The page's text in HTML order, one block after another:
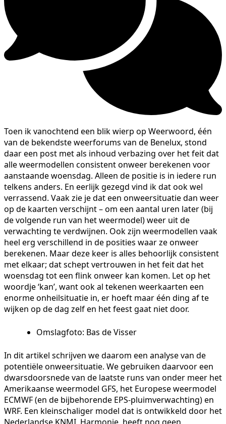
Toen ik vanochtend een blik wierp op Weerwoord, één
van de bekendste weerforums van de Benelux, stond
daar een post met als inhoud verbazing over het feit dat
alle weermodellen consistent onweer berekenen voor
aanstaande woensdag. Alleen de positie is in iedere run
telkens anders. En eerlijk gezegd vind ik dat ook wel
verrassend. Vaak zie je dat een onweersituatie dan weer
op de kaarten verschijnt – om een aantal uren later (bij
de volgende run van het weermodel) weer uit de
verwachting te verdwijnen. Ook zijn weermodellen vaak
heel erg verschillend in de posities waar ze onweer
berekenen. Maar deze keer is alles behoorlijk consistent
met elkaar; dat schept vertrouwen in het feit dat het
woensdag tot een flink onweer kan komen. Let op het
woordje ‘kan’, want ook al tekenen weerkaarten een
enorme onheilsituatie in, er hoeft maar één ding af te
wijken op de dag zelf en het feest gaat niet door.
Omslagfoto: Bas de Visser
In dit artikel schrijven we daarom een analyse van de
potentiële onweersituatie. We gebruiken daarvoor een
dwarsdoorsnede van de laatste runs van onder meer het
Amerikaanse weermodel GFS, het Europese weermodel
ECMWF (en de bijbehorende EPS-pluimverwachting) en
WRF. Een kleinschaliger model dat is ontwikkeld door het